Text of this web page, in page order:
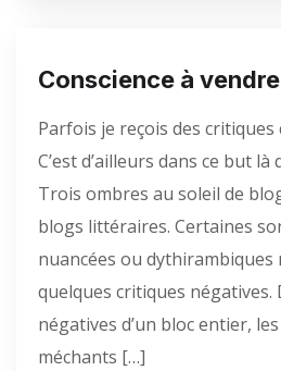
Conscience à vendre
Parfois je reçois des
C’est d’ailleurs dans ce but
Trois ombres au soleil de
blogs littéraires. Certaines
nuancées ou dythirambiques
quelques critiques négatives.
négatives d’un bloc entier,
méchants […]